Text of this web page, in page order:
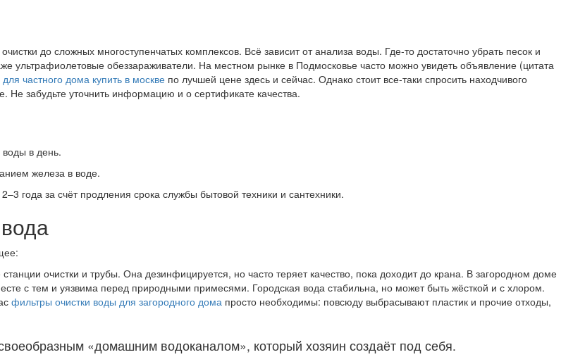
до сложных многоступенчатых комплексов. Всё зависит от анализа воды. Где-то достаточно убрать песок и
ультрафиолетовые обеззараживатели. На местном рынке в Подмосковье часто можно увидеть объявление (цитата
частного дома купить в москве по лучшей цене здесь и сейчас. Однако стоит все-таки спросить находчивого
Не забудьте уточнить информацию и о сертификате качества.
воды в день.
железа в воде.
года за счёт продления срока службы бытовой техники и сантехники.
очистки и трубы. Она дезинфицируется, но часто теряет качество, пока доходит до крана. В загородном доме
с тем и уязвима перед природными примесями. Городская вода стабильна, но может быть жёсткой и с хлором.
фильтры очистки воды для загородного дома просто необходимы: повсюду выбрасывают пластик и прочие отходы,
«домашним водоканалом», который хозяин создаёт под себя.